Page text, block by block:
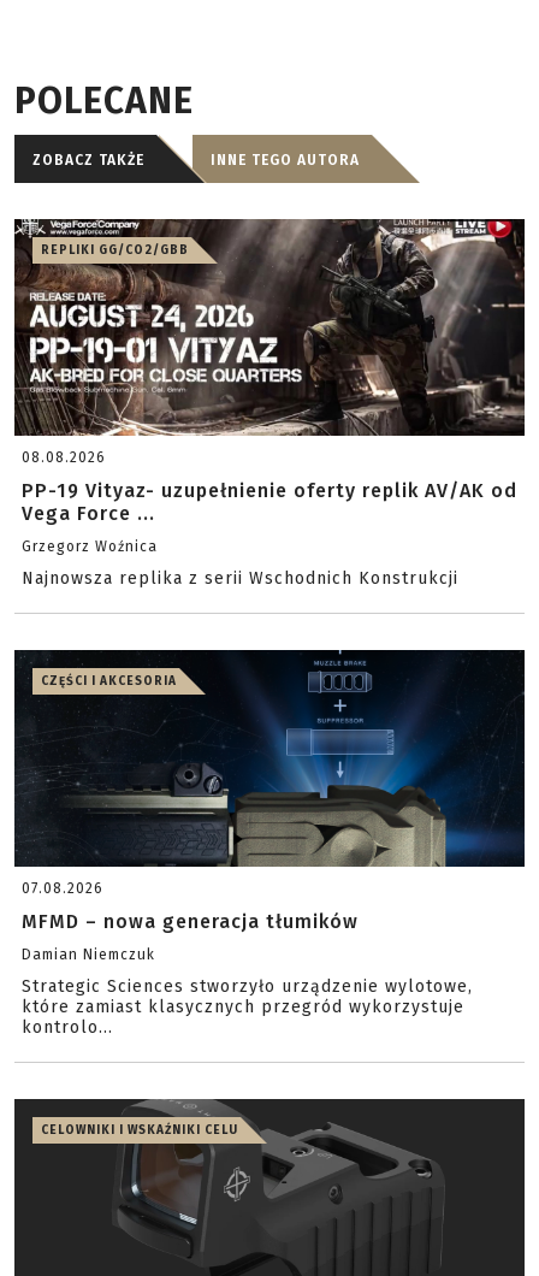
POLECANE
ZOBACZ TAKŻE INNE TEGO AUTORA
REPLIKI GG/CO2/GBB
08.08.2026
PP-19 Vityaz- uzupełnienie oferty replik AV/AK od
Vega Force ...
Grzegorz Woźnica
Najnowsza replika z serii Wschodnich Konstrukcji
CZĘŚCI I AKCESORIA
07.08.2026
MFMD – nowa generacja tłumików
Damian Niemczuk
Strategic Sciences stworzyło urządzenie wylotowe,
które zamiast klasycznych przegród wykorzystuje
kontrolo...
CELOWNIKI I WSKAŹNIKI CELU